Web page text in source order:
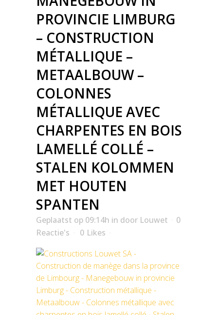
PROVINCIE LIMBURG
– CONSTRUCTION
MÉTALLIQUE –
METAALBOUW –
COLONNES
MÉTALLIQUE AVEC
CHARPENTES EN BOIS
LAMELLÉ COLLÉ –
STALEN KOLOMMEN
MET HOUTEN
SPANTEN
Geplaatst op 09:14h in door Louwet
0
Reactie's
0 Likes